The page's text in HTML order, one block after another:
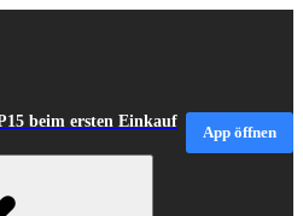
beim ersten Einkauf
App öffnen